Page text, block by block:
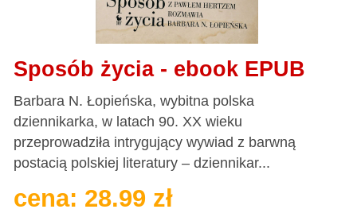
Sposób życia - ebook EPUB
Barbara N. Łopieńska, wybitna polska
dziennikarka, w latach 90. XX wieku
przeprowadziła intrygujący wywiad z barwną
postacią polskiej literatury – dziennikar...
cena: 28.99 zł